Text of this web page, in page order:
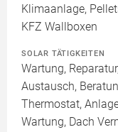
Klimaanlage,
KFZ Wallboxen
SOLAR TÄTIGKEITEN
Wartung,
Austausch,
Thermostat,
Wartung, Dach